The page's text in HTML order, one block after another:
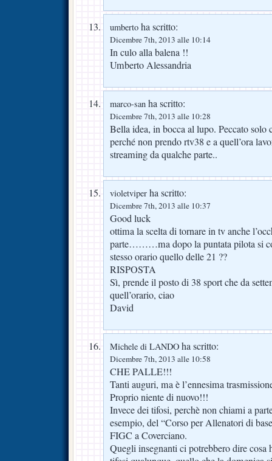
umberto ha scritto:
Dicembre 7th, 2013 alle 10:14
In culo alla balena !!
Umberto Alessandria
marco-san ha scritto:
Dicembre 7th, 2013 alle 10:28
Bella idea, in bocca al lupo. Peccato solo
perché non prendo rtv38 e a quell’ora
streaming da qualche parte..
violetviper ha scritto:
Dicembre 7th, 2013 alle 10:37
Good luck
ottima la scelta di tornare in tv anche
parte………ma dopo la puntata pilota si
stesso orario quello delle 21 ??
RISPOSTA
Sì, prende il posto di 38 sport che da
quell’orario, ciao
David
Michele di LANDO ha scritto:
Dicembre 7th, 2013 alle 10:58
CHE PALLE!!!
Tanti auguri, ma è l’ennesima
Proprio niente di nuovo!!!
Invece dei tifosi, perchè non chiami a
esempio, del “Corso per Allenatori di
FIGC a Coverciano.
Quegli insegnanti ci potrebbero dire cosa